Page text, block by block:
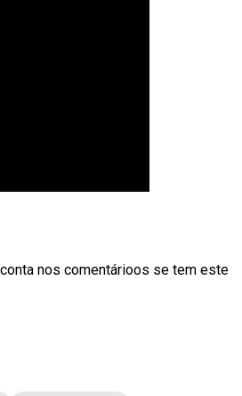
nos comentárioos se tem este